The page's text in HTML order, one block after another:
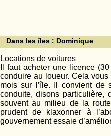
Dans les îles : Dominique
Locations de voitures
Il faut acheter une licence
conduire au loueur. Cela vous
mois sur l’île. Il convient de
conduite, disons particulière,
souvent au milieu de la
prudent de klaxonner à
gouvernement essaie